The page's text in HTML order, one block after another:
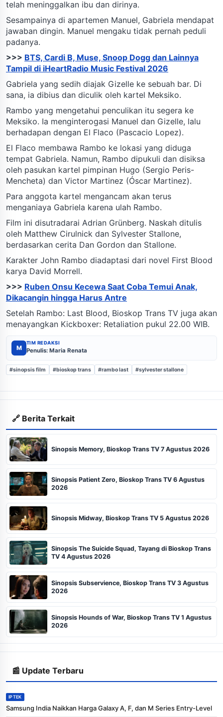
telah meninggalkan ibu dan dirinya.
Sesampainya di apartemen Manuel, Gabriela mendapat
jawaban dingin. Manuel mengaku tidak pernah peduli
padanya.
>>> BTS, Cardi B, Muse, Snoop Dogg dan Lainnya
Tampil di iHeartRadio Music Festival 2026
Gabriela yang sedih diajak Gizelle ke sebuah bar. Di
sana, ia dibius dan diculik oleh kartel Meksiko.
Rambo yang mengetahui penculikan itu segera ke
Meksiko. Ia menginterogasi Manuel dan Gizelle, lalu
berhadapan dengan El Flaco (Pascacio Lopez).
El Flaco membawa Rambo ke lokasi yang diduga
tempat Gabriela. Namun, Rambo dipukuli dan disiksa
oleh pasukan kartel pimpinan Hugo (Sergio Peris-
Mencheta) dan Victor Martinez (Óscar Martinez).
Para anggota kartel mengancam akan terus
menganiaya Gabriela karena ulah Rambo.
Film ini disutradarai Adrian Grünberg. Naskah ditulis
oleh Matthew Cirulnick dan Sylvester Stallone,
berdasarkan cerita Dan Gordon dan Stallone.
Karakter John Rambo diadaptasi dari novel First Blood
karya David Morrell.
>>> Ruben Onsu Kecewa Saat Coba Temui Anak,
Dikacangin hingga Harus Antre
Setelah Rambo: Last Blood, Bioskop Trans TV juga akan
menayangkan Kickboxer: Retaliation pukul 22.00 WIB.
M
TIM REDAKSI
Penulis: Maria Renata
#sinopsis film #bioskop trans #rambo last #sylvester stallone
🔗 Berita Terkait
Sinopsis Memory, Bioskop Trans TV 7 Agustus 2026
Sinopsis Patient Zero, Bioskop Trans TV 6 Agustus
2026
Sinopsis Midway, Bioskop Trans TV 5 Agustus 2026
Sinopsis The Suicide Squad, Tayang di Bioskop Trans
TV 4 Agustus 2026
Sinopsis Subservience, Bioskop Trans TV 3 Agustus
2026
Sinopsis Hounds of War, Bioskop Trans TV 1 Agustus
2026
📰 Update Terbaru
IPTEK
Samsung India Naikkan Harga Galaxy A, F, dan M Series Entry-Level